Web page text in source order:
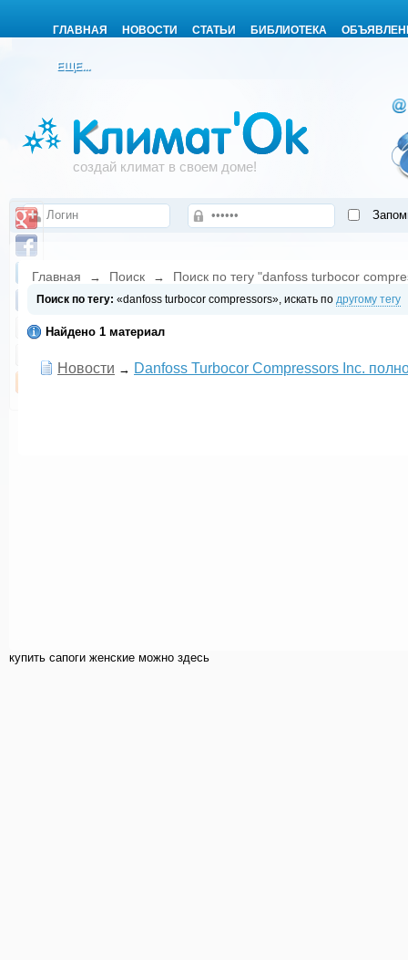
ГЛАВНАЯ НОВОСТИ СТАТЬИ БИБЛИОТЕКА
ЕЩЕ...
создай климат в своем доме!
Главная → Поиск → Поиск по тегу "danfoss turbocor
Поиск по тегу: «danfoss turbocor compressors», искать по другому тегу
Найдено 1 материал
Новости → Danfoss Turbocor Compressors Inc.
купить cапоги женские можно здесь